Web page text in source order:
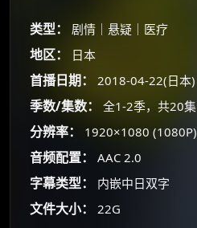
类型： 剧情｜悬疑｜医疗
地区： 日本
首播日期： 2018-04-22(日本)
季数/集数： 全1-2季，共20集
分辨率： 1920×1080 (1080P)
音频配置： AAC 2.0
字幕类型： 内嵌中日双字
文件大小： 22G
🧧 福利领取站
☕